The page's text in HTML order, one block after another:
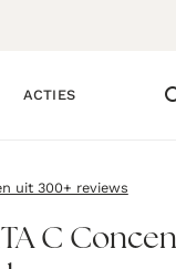
ACTIES
uit 300+ reviews
C